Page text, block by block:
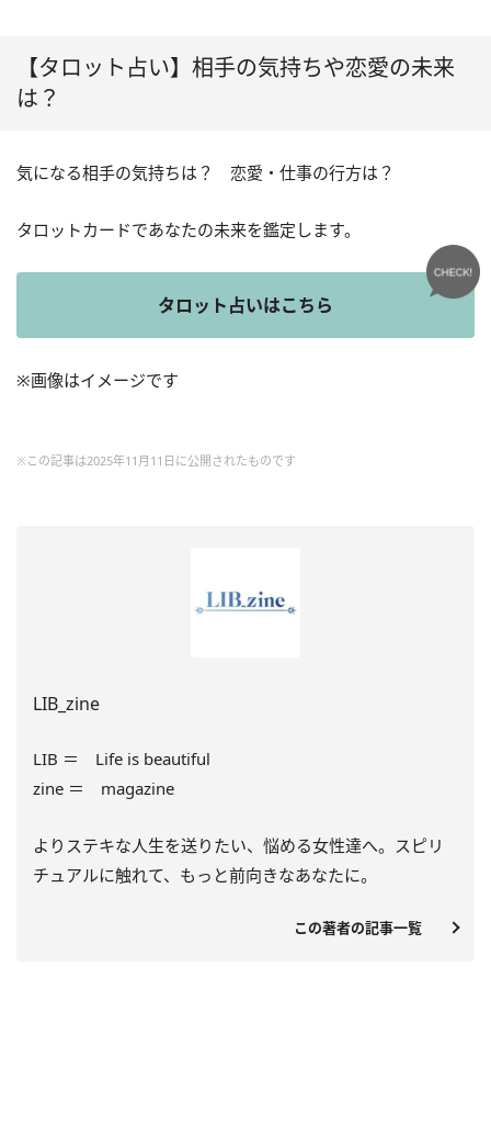
【タロット占い】相手の気持ちや恋愛の未来
は？
気になる相手の気持ちは？ 恋愛・仕事の行方は？
タロットカードであなたの未来を鑑定します。
タロット占いはこちら
※画像はイメージです
※この記事は2025年11月11日に公開されたものです
LIB_zine
LIB ＝ Life is beautiful
zine ＝ magazine
よりステキな人生を送りたい、悩める女性達へ。スピリ
チュアルに触れて、もっと前向きなあなたに。
この著者の記事一覧